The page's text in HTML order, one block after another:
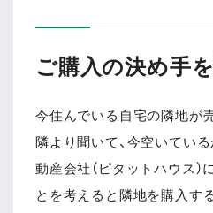
ご購入の決め手
今住んでいる自宅の隣地が
隣より聞いて、今空いてい
動産会社（ピタットハウス）
とを考えると隣地を購入す